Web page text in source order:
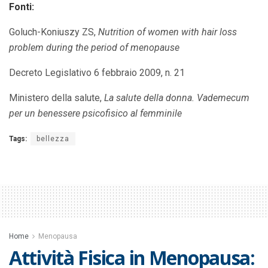
Fonti:
Goluch-Koniuszy ZS, Nutrition of women with hair loss
problem during the period of menopause
Decreto Legislativo 6 febbraio 2009, n. 21
Ministero della salute, La salute della donna. Vademecum
per un benessere psicofisico al femminile
Tags: bellezza
Home Menopausa
Attività Fisica in Menopausa: